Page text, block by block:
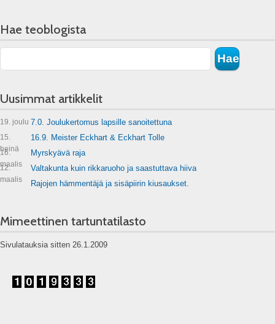
Hae teoblogista
Uusimmat artikkelit
19. joulu 7.0. Joulukertomus lapsille sanoitettuna
15.
heinä
16.9. Meister Eckhart & Eckhart Tolle
16.
maalis
Myrskyävä raja
12.
maalis
Valtakunta kuin rikkaruoho ja saastuttava hiiva
Rajojen hämmentäjä ja sisäpiirin kiusaukset.
Mimeettinen tartuntatilasto
Sivulatauksia sitten 26.1.2009